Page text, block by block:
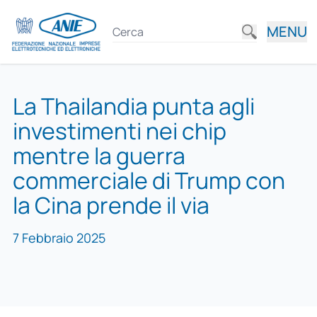
MENU
La Thailandia punta agli
investimenti nei chip
mentre la guerra
commerciale di Trump con
la Cina prende il via
7 Febbraio 2025